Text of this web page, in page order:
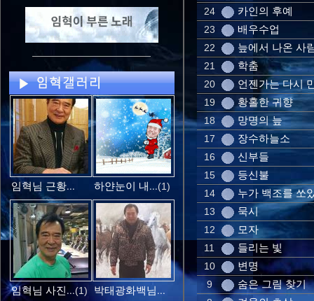
임혁님 근황... 하얀눈이 내...(1)
임혁님 사진...(1) 박태광화백님...
24 카인의 후예
23 배우수업
22 늪에서 나온 사
21 학춤
20 언젠가는 다시
19 황홀한 귀향
18 망명의 늪
17 장수하늘소
16 신부들
15 등신불
14 누가 백조를 쏘
13 묵시
12 모자
11 들리는 빛
10 변명
9 숨은 그림 찾기